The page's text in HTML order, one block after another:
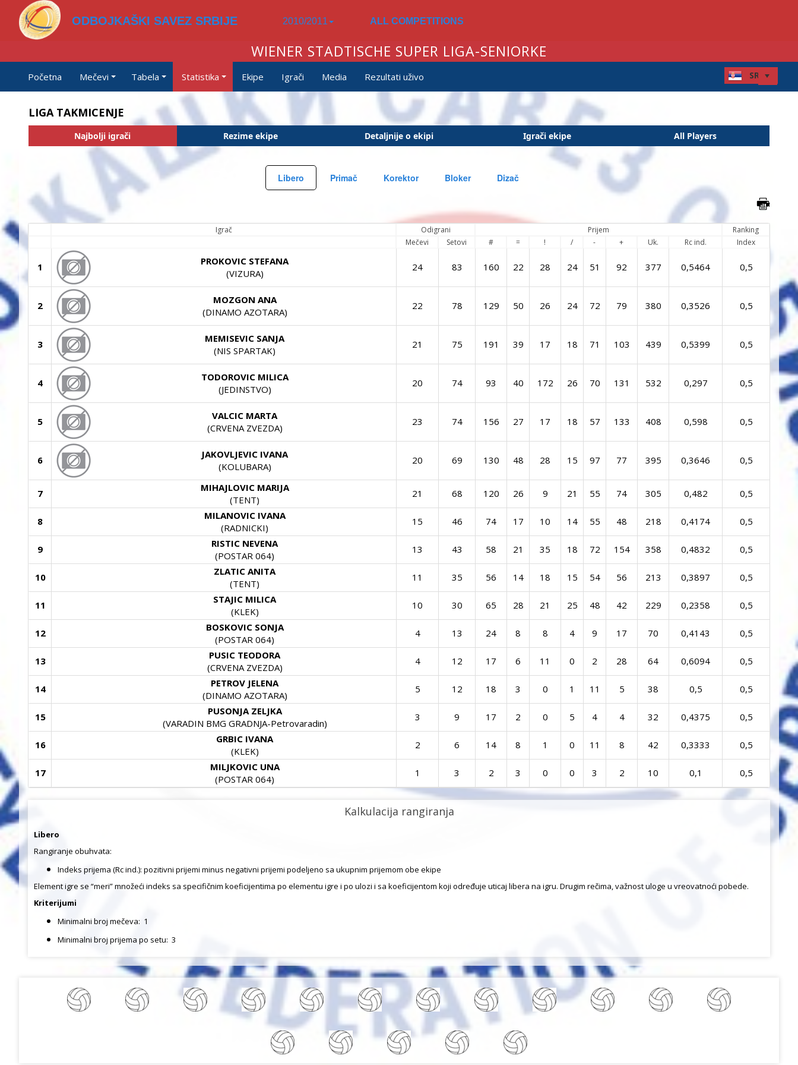
ODBOJKAŠKI SAVEZ SRBIJE 2010/2011 ALL COMPETITIONS
WIENER STADTISCHE SUPER LIGA-SENIORKE
Početna Mečevi Tabela Statistika Ekipe Igrači Media Rezultati uživo
LIGA TAKMICENJE
Najbolji igrači Rezime ekipe Detaljnije o ekipi Igrači ekipe All Players
Libero Primač Korektor Bloker Dizač
Igrač Odigrani Prijem
Ranking
Mečevi
Setovi # = ! / - + Uk. Rc ind. Index
1
PROKOVIC STEFANA
(VIZURA)
24 83 160 22 28 24 51 92 377 0,5464 0,5
2
MOZGON ANA
(DINAMO AZOTARA)
22 78 129 50 26 24 72 79 380 0,3526 0,5
3
MEMISEVIC SANJA
(NIS SPARTAK)
21 75 191 39 17 18 71 103 439 0,5399 0,5
4
TODOROVIC MILICA
(JEDINSTVO)
20 74 93 40 172 26 70 131 532 0,297 0,5
5
VALCIC MARTA
(CRVENA ZVEZDA)
23 74 156 27 17 18 57 133 408 0,598 0,5
6
JAKOVLJEVIC IVANA
(KOLUBARA)
20 69 130 48 28 15 97 77 395 0,3646 0,5
7
MIHAJLOVIC MARIJA
(TENT)
21 68 120 26 9 21 55 74 305 0,482 0,5
8
MILANOVIC IVANA
(RADNICKI)
15 46 74 17 10 14 55 48 218 0,4174 0,5
9
RISTIC NEVENA
(POSTAR 064)
13 43 58 21 35 18 72 154 358 0,4832 0,5
10
ZLATIC ANITA
(TENT)
11 35 56 14 18 15 54 56 213 0,3897 0,5
11
STAJIC MILICA
(KLEK)
10 30 65 28 21 25 48 42 229 0,2358 0,5
12
BOSKOVIC SONJA
(POSTAR 064)
4 13 24 8 8 4 9 17 70 0,4143 0,5
13
PUSIC TEODORA
(CRVENA ZVEZDA)
4 12 17 6 11 0 2 28 64 0,6094 0,5
14
PETROV JELENA
(DINAMO AZOTARA)
5 12 18 3 0 1 11 5 38 0,5 0,5
15
PUSONJA ZELJKA
(VARADIN BMG GRADNJA-Petrovaradin)
3 9 17 2 0 5 4 4 32 0,4375 0,5
16
GRBIC IVANA
(KLEK)
2 6 14 8 1 0 11 8 42 0,3333 0,5
17
MILJKOVIC UNA
(POSTAR 064)
1 3 2 3 0 0 3 2 10 0,1 0,5
Kalkulacija rangiranja
Libero
Rangiranje obuhvata:
Indeks prijema (Rc ind.): pozitivni prijemi minus negativni prijemi podeljeno sa ukupnim prijemom obe ekipe
Element igre se “meri” množeći indeks sa specifičnim koeficijentima po elementu igre i po ulozi i sa koeficijentom koji određuje uticaj libera na igru. Drugim rečima, važnost uloge u vreovatnoći pobede.
Kriterijumi
Minimalni broj mečeva: 1
Minimalni broj prijema po setu: 3